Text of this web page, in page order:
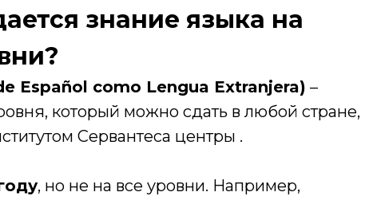
знание языка на
Español como Lengua Extranjera) –
который можно сдать в любой стране,
Сервантеса центры .
, но не на все уровни. Например,